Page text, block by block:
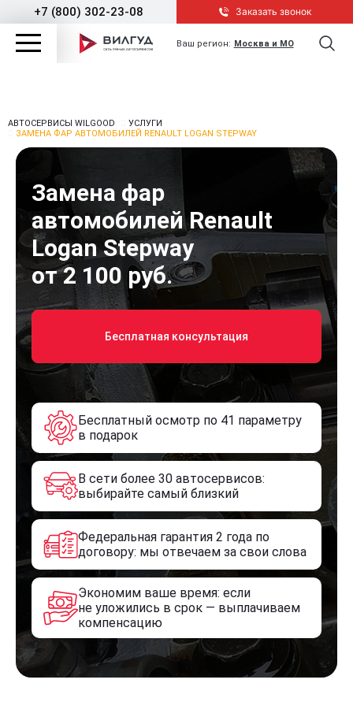
+7 (800) 302-23-08 Заказать звонок
Ваш регион: Москва и МО
АВТОСЕРВИСЫ WILGOOD
УСЛУГИ
ЗАМЕНА ФАР АВТОМОБИЛЕЙ RENAULT LOGAN STEPWAY
Замена фар
автомобилей Renault
Logan Stepway
от 2 100 руб.
Бесплатная консультация
Бесплатный осмотр по 41 параметру
в подарок
В сети более 30 автосервисов:
выбирайте самый близкий
Федеральная гарантия 2 года по
договору: мы отвечаем за свои слова
Экономим ваше время: если
не уложились в срок — выплачиваем
компенсацию